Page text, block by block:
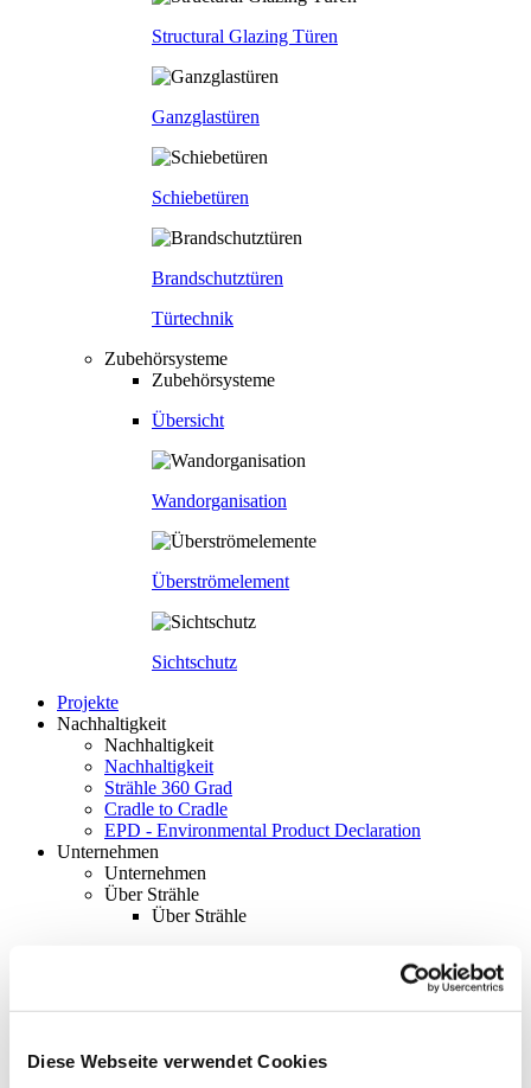
Diese Webseite verwendet Cookies
Structural Glazing Türen
Ganzglastüren
Schiebetüren
Brandschutztüren
Türtechnik
Zubehörsysteme
Zubehörsysteme
Übersicht
Wandorganisation
Überströmelement
Sichtschutz
Projekte
Nachhaltigkeit
Nachhaltigkeit
Nachhaltigkeit
Strähle 360 Grad
Cradle to Cradle
EPD - Environmental Product Declaration
Unternehmen
Unternehmen
Über Strähle
Über Strähle